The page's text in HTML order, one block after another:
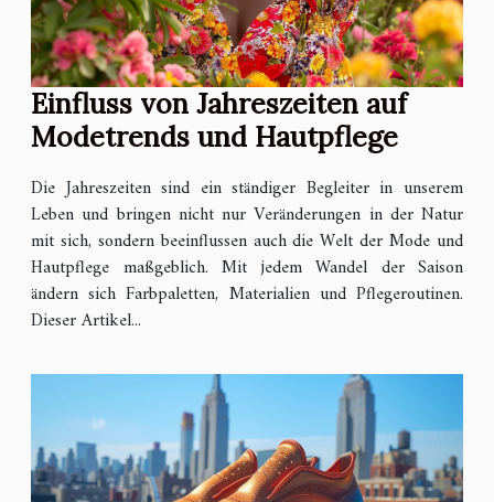
Einfluss von Jahreszeiten auf
Modetrends und Hautpflege
Die Jahreszeiten sind ein ständiger Begleiter in unserem
Leben und bringen nicht nur Veränderungen in der Natur
mit sich, sondern beeinflussen auch die Welt der Mode und
Hautpflege maßgeblich. Mit jedem Wandel der Saison
ändern sich Farbpaletten, Materialien und Pflegeroutinen.
Dieser Artikel...